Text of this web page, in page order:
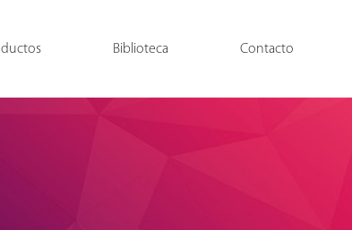
Biblioteca Contacto